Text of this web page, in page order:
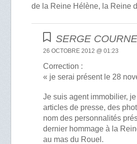
de la Reine Hélène, la Reine
SERGE
26 OCTOBRE 2012 @ 01:23
Correction :
« je serai présent le 28
Je suis agent immobilier,
articles de presse, des
nom des personnalités
dernier hommage à la
au mas du Rouel.